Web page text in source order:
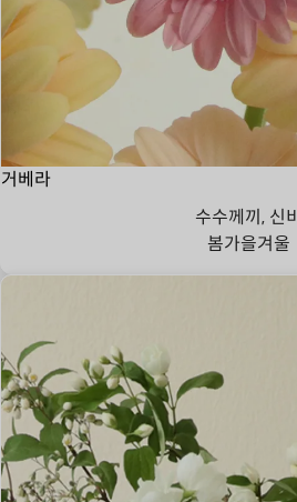
거베라
수수께끼, 신비
봄가을겨울